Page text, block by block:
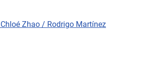
Chloé Zhao / Rodrigo Martínez